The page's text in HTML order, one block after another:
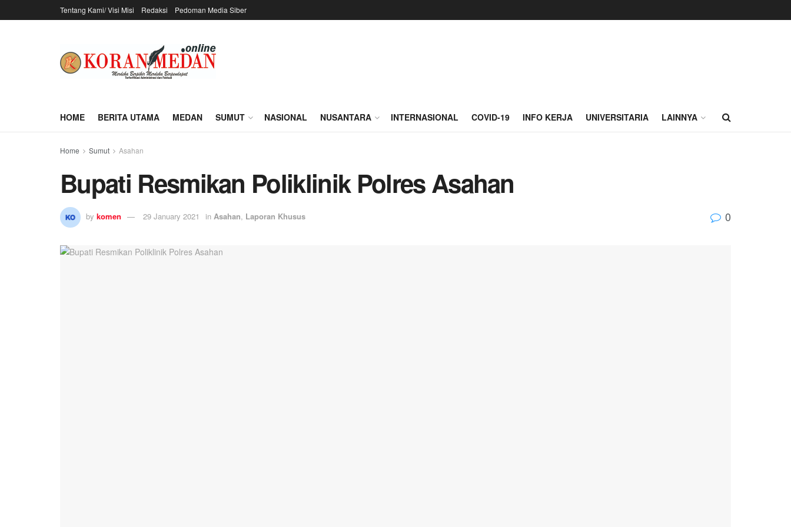
Tentang Kami/ Visi Misi Redaksi Pedoman Media Siber
HOME BERITA UTAMA MEDAN SUMUT NASIONAL NUSANTARA INTERNASIONAL COVID-19 INFO KERJA UNIVERSITARIA LAINNYA
Home Sumut Asahan
Bupati Resmikan Poliklinik Polres Asahan
by komen 29 January 2021 in Asahan, Laporan Khusus 0